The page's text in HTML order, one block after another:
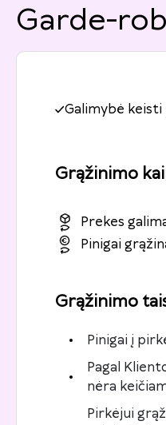
Garde-
Galimybė
Grąžinimo
Prekes
Pinigai
Grąžinimo
Pinigai į
Pagal
nėra
Pirkėjui